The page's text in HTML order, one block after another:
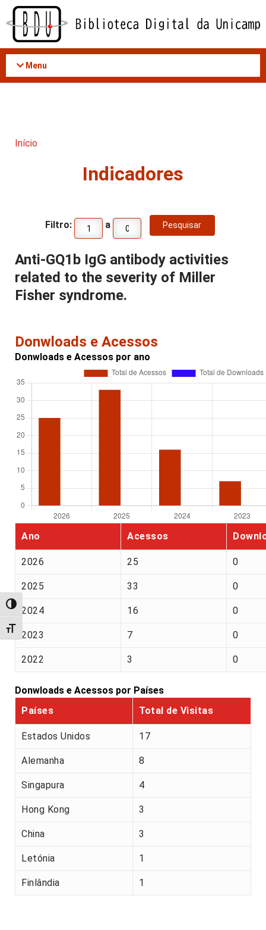
Acessar
conteúdo
Alternar alto contraste
Alternar tamanho da fonte
Menu
Início
Indicadores
Filtro: a
Anti-GQ1b IgG antibody activities
related to the severity of Miller
Fisher syndrome.
Donwloads e Acessos
Donwloads e Acessos por ano
Ano Acessos
2026 25 0
2025 33 0
2024 16 0
2023 7 0
2022 3 0
Donwloads e Acessos por Países
Países
Total de Visitas
Estados Unidos 17
Alemanha 8
Singapura 4
Hong Kong 3
China 3
Letónia 1
Finlândia 1